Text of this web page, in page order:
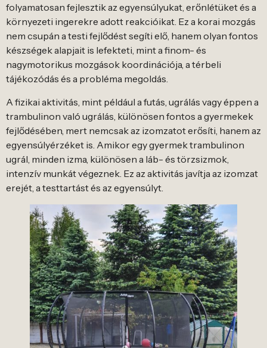
folyamatosan fejlesztik az egyensúlyukat, erőnlétüket és a
környezeti ingerekre adott reakcióikat. Ez a korai mozgás
nem csupán a testi fejlődést segíti elő, hanem olyan fontos
készségek alapjait is lefekteti, mint a finom- és
nagymotorikus mozgások koordinációja, a térbeli
tájékozódás és a probléma megoldás.
A fizikai aktivitás, mint például a futás, ugrálás vagy éppen a
trambulinon való ugrálás, különösen fontos a gyermekek
fejlődésében, mert nemcsak az izomzatot erősíti, hanem az
egyensúlyérzéket is. Amikor egy gyermek trambulinon
ugrál, minden izma, különösen a láb- és törzsizmok,
intenzív munkát végeznek. Ez az aktivitás javítja az izomzat
erejét, a testtartást és az egyensúlyt.